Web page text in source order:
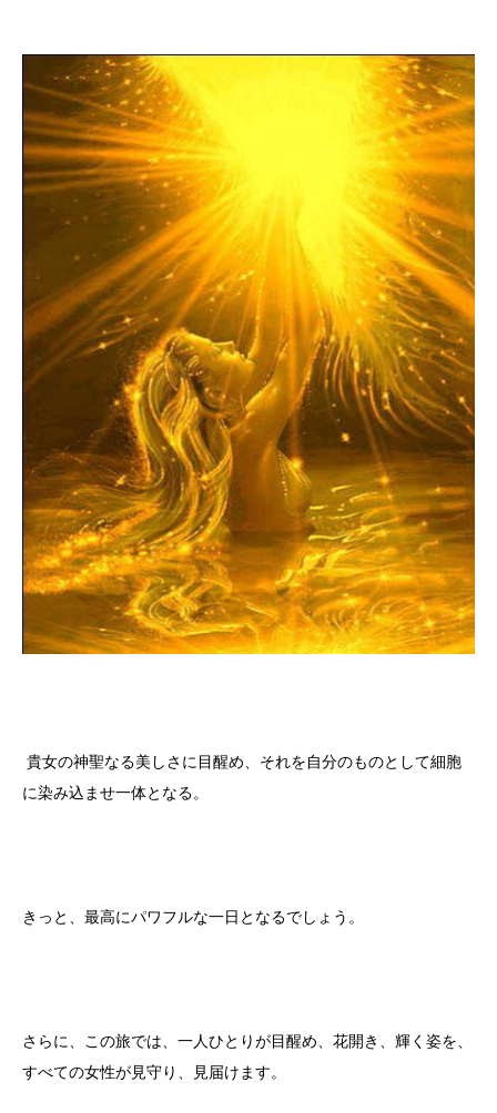
貴女の神聖なる美しさに目醒め、それを自分のものとして細胞
に染み込ませ一体となる。
きっと、最高にパワフルな一日となるでしょう。
さらに、この旅では、一人ひとりが目醒め、花開き、輝く姿を、
すべての女性が見守り、見届けます。